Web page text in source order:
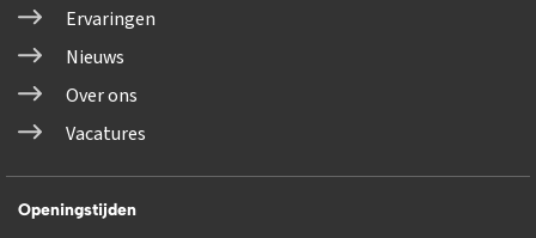
Ervaringen
Nieuws
Over ons
Vacatures
Openingstijden